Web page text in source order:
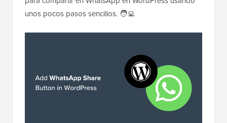
unos pocos pasos sencillos. 🧑‍💻